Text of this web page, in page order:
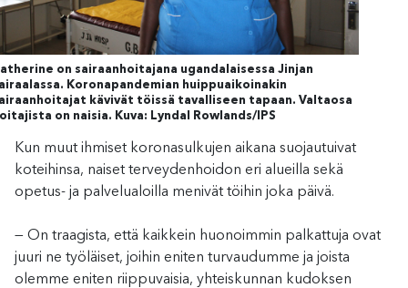
on sairaanhoitajana ugandalaisessa Jinjan
Koronapandemian huippuaikoinakin
kävivät töissä tavalliseen tapaan. Valtaosa
on naisia. Kuva: Lyndal Rowlands/IPS
Kun muut ihmiset koronasulkujen aikana suojautuivat
koteihinsa, naiset terveydenhoidon eri alueilla sekä
opetus- ja palvelualoilla menivät töihin joka päivä.
— On traagista, että kaikkein huonoimmin palkattuja ovat
juuri ne työläiset, joihin eniten turvaudumme ja joista
olemme eniten riippuvaisia, yhteiskunnan kudoksen